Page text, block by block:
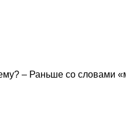
– Раньше со словами